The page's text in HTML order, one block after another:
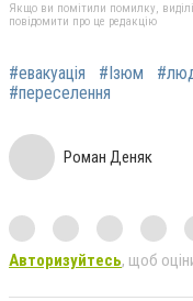
Якщо ви помітили помилку,
повідомити про це редакцію
#евакуація #Ізюм
#переселення
Роман Деняк
Авторизуйтесь, щоб